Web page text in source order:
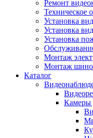
Ремонт
Техническое
Установка
Установка
Установка
Монтаж
Монтаж
Каталог
Камеры